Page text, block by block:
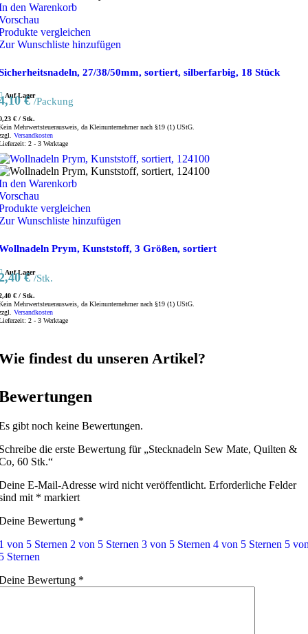
den Warenkorb
vergleichen
Wunschliste hinzufügen
27/38/50mm, sortiert, silberfarbig, 18 Stück
Auf Lager
€ /Packung
€ / Stk.
Mehrwertsteuerausweis, da Kleinunternehmer nach §19 (1) UStG.
Versandkosten
2 - 3 Werktage
den Warenkorb
vergleichen
Wunschliste hinzufügen
Prym, Kunststoff, 3 Größen, sortiert
Auf Lager
€ /Stk.
€ / Stk.
Mehrwertsteuerausweis, da Kleinunternehmer nach §19 (1) UStG.
Versandkosten
2 - 3 Werktage
findest du unseren Artikel?
gibt noch keine Bewertungen.
die erste Bewertung für „Stecknadeln Sew Mate, Quilten &
60 Stk.“
E-Mail-Adresse wird nicht veröffentlicht. Erforderliche Felder
mit * markiert
Bewertung *
von 5 Sternen 2 von 5 Sternen 3 von 5 Sternen 4 von 5 Sternen 5
Sternen
Bewertung *